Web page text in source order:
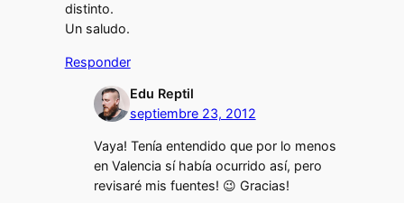
distinto.
Un saludo.
Responder
Edu Reptil
septiembre 23, 2012
Vaya! Tenía entendido que por lo menos
en Valencia sí había ocurrido así, pero
revisaré mis fuentes! 😉 Gracias!